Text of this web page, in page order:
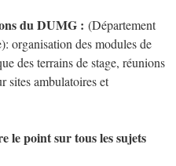
du DUMG : (Département
organisation des modules de
des terrains de stage, réunions
sites ambulatoires et
le point sur tous les sujets